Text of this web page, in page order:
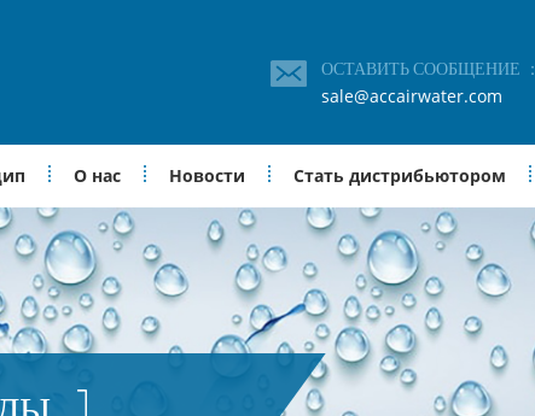
ОСТАВИТЬ СООБЩЕНИЕ ：
sale@accairwater.com
О нас Новости Стать дистрибьютором